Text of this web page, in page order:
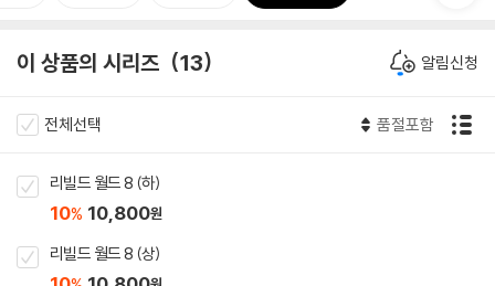
이 상품의 시리즈 13 알림신청
전체선택 품절포함
리빌드 월드 8 (하)
10% 10,800원
리빌드 월드 8 (상)